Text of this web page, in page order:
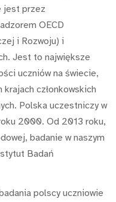
jest przez
OECD
i Rozwoju) i
Jest to największe
uczniów na świecie,
członkowskich
Polska uczestniczy w
2000. Od 2013 roku,
badanie w naszym
Badań
polscy uczniowie